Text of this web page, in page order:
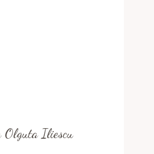
Olguta Iliescu